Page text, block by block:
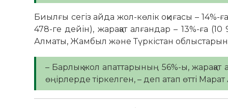
Биылғы сегіз айда жол-көлік оқиғасы – 14%-
478-ге дейін), жарақат алғандар – 13%-ға
Алматы, Жамбыл және Түркістан
– Барлық жол апаттарының 56%-ы,
өңірлерде тіркелген, – деп атап өтті